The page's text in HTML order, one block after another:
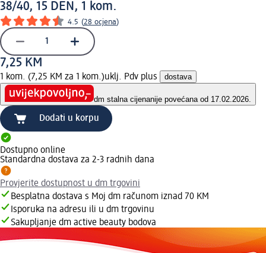
38/40, 15 DEN, 1 kom.
4.5 (28 ocjena)
7,25 KM
1 kom. (7,25 KM za 1 kom.)uklj. Pdv plus dostava
dm stalna cijenanije povećana od 17.02.2026.
Dodati u korpu
Dostupno online
Standardna dostava za 2-3 radnih dana
Provjerite dostupnost u dm trgovini
Besplatna dostava s Moj dm računom iznad 70 KM
Isporuka na adresu ili u dm trgovinu
Sakupljanje dm active beauty bodova